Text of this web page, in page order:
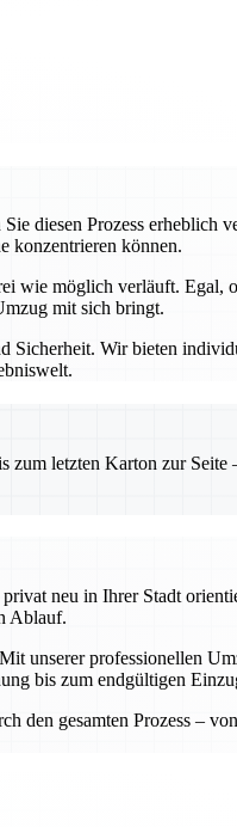
diesen Prozess erheblich
konzentrieren können.
wie möglich verläuft. Egal,
mit sich bringt.
Sicherheit. Wir bieten
zum letzten Karton zur
neu in Ihrer Stadt
Ablauf.
unserer professionellen
bis zum endgültigen
den gesamten Prozess –